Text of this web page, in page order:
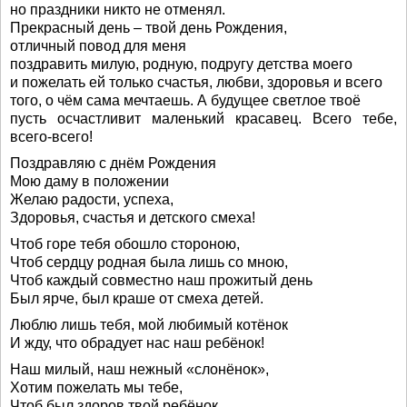
но праздники никто не отменял.
Прекрасный день – твой день Рождения,
отличный повод для меня
поздравить милую, родную, подругу детства моего
и пожелать ей только счастья, любви, здоровья и всего
того, о чём сама мечтаешь. А будущее светлое твоё
пусть осчастливит маленький красавец. Всего тебе,
всего-всего!
Поздравляю с днём Рождения
Мою даму в положении
Желаю радости, успеха,
Здоровья, счастья и детского смеха!
Чтоб горе тебя обошло стороною,
Чтоб сердцу родная была лишь со мною,
Чтоб каждый совместно наш прожитый день
Был ярче, был краше от смеха детей.
Люблю лишь тебя, мой любимый котёнок
И жду, что обрадует нас наш ребёнок!
Наш милый, наш нежный «слонёнок»,
Хотим пожелать мы тебе,